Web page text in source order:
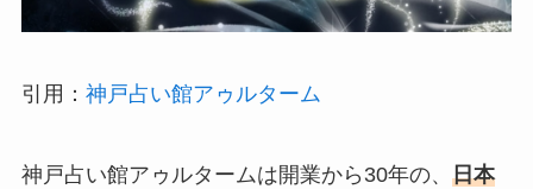
引用： 神戸占い館アゥルターム
神戸占い館アゥルタームは開業から30年の、 日本